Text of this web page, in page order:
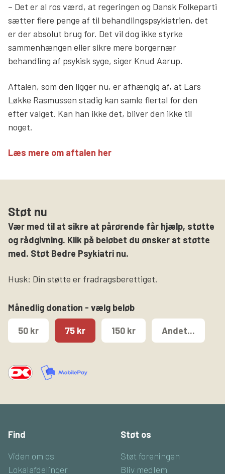
– Det er al ros værd, at regeringen og Dansk Folkeparti
sætter flere penge af til behandlingspsykiatrien, det
er der absolut brug for. Det vil dog ikke styrke
sammenhængen eller sikre mere borgernær
behandling af psykisk syge, siger Knud Aarup.
Aftalen, som den ligger nu, er afhængig af, at Lars
Løkke Rasmussen stadig kan samle flertal for den
efter valget. Kan han ikke det, bliver den ikke til
noget.
Læs mere om aftalen her
Støt nu
Vær med til at sikre at pårørende får hjælp, støtte
og rådgivning. Klik på beløbet du ønsker at støtte
med. Støt Bedre Psykiatri nu.
Husk: Din støtte er fradragsberettiget.
Månedlig donation - vælg beløb
50 kr 75 kr 150 kr Andet...
Find
Viden om os
Lokalafdelinger
Støt os
Støt foreningen
Bliv medlem